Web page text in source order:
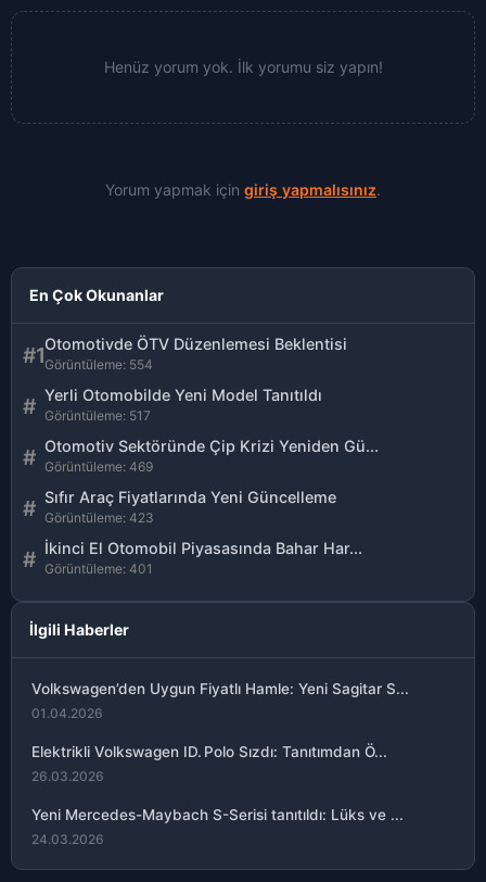
Henüz yorum yok. İlk yorumu siz yapın!
Yorum yapmak için giriş yapmalısınız.
En Çok Okunanlar
#1Otomotivde ÖTV Düzenlemesi Beklentisi
Görüntüleme: 554
# Yerli Otomobilde Yeni Model Tanıtıldı
Görüntüleme: 517
# Otomotiv Sektöründe Çip Krizi Yeniden Gü...
Görüntüleme: 469
# Sıfır Araç Fiyatlarında Yeni Güncelleme
Görüntüleme: 423
# İkinci El Otomobil Piyasasında Bahar Har...
Görüntüleme: 401
İlgili Haberler
Volkswagen’den Uygun Fiyatlı Hamle: Yeni Sagitar S...
01.04.2026
Elektrikli Volkswagen ID. Polo Sızdı: Tanıtımdan Ö...
26.03.2026
Yeni Mercedes-Maybach S-Serisi tanıtıldı: Lüks ve ...
24.03.2026